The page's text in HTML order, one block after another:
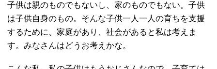
子供は親のものでもないし、家のものでもない。子供
は子供自身のもの。そんな子供一人一人の育ちを支援
するために、家庭があり、社会があると私は考えま
す。みなさんはどうお考えかな。